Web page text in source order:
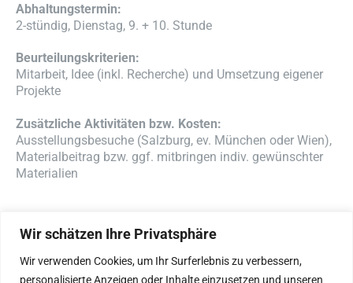
Wir schätzen Ihre Privatsphäre
Wir verwenden Cookies, um Ihr Surferlebnis zu verbessern,
personalisierte Anzeigen oder Inhalte einzusetzen und unseren
Abhaltungstermin:
2-stündig, Dienstag, 9. + 10. Stunde
Beurteilungskriterien:
Mitarbeit, Idee (inkl. Recherche) und Umsetzung eigener
Projekte
Zusätzliche Aktivitäten bzw. Kosten:
Ausstellungsbesuche (Salzburg, ev. München oder Wien),
Materialbeitrag bzw. ggf. mitbringen indiv. gewünschter
Materialien